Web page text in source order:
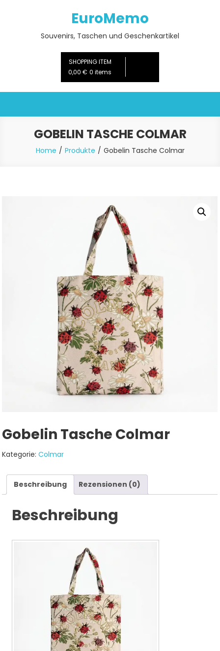
EuroMemo
Souvenirs, Taschen und Geschenkartikel
SHOPPING ITEM
0,00 € 0 items
GOBELIN TASCHE COLMAR
Home Produkte Gobelin Tasche Colmar
Gobelin Tasche Colmar
Kategorie:Colmar
Beschreibung Rezensionen (0)
Beschreibung